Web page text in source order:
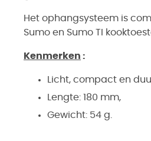
Het ophangsysteem is
Sumo en Sumo TI
Kenmerken :
Licht, compact en
Lengte: 180 mm,
Gewicht: 54 g.